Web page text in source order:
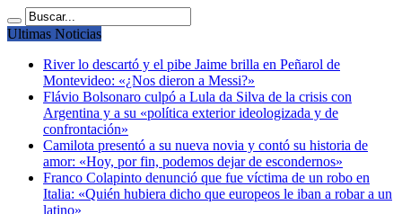
Ultimas Noticias
River lo descartó y el pibe Jaime brilla en Peñarol de
Montevideo: «¿Nos dieron a Messi?»
Flávio Bolsonaro culpó a Lula da Silva de la crisis con
Argentina y a su «política exterior ideologizada y de
confrontación»
Camilota presentó a su nueva novia y contó su historia de
amor: «Hoy, por fin, podemos dejar de escondernos»
Franco Colapinto denunció que fue víctima de un robo en
Italia: «Quién hubiera dicho que europeos le iban a robar a un
latino»